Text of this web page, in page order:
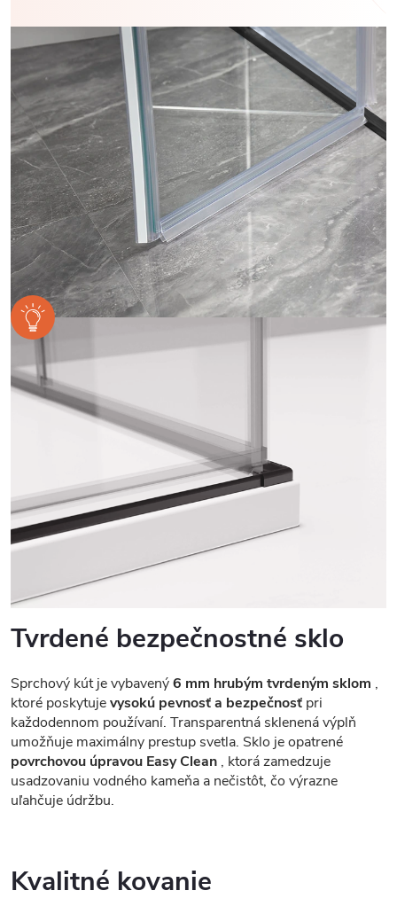
Tvrdené bezpečnostné sklo
Sprchový kút je vybavený6 mm hrubým tvrdeným sklom ,
ktoré poskytujevysokú pevnosť a bezpečnosť pri
každodennom používaní. Transparentná sklenená výplň
umožňuje maximálny prestup svetla. Sklo je opatrené
povrchovou úpravou Easy Clean , ktorá zamedzuje
usadzovaniu vodného kameňa a nečistôt, čo výrazne
uľahčuje údržbu.
Kvalitné kovanie